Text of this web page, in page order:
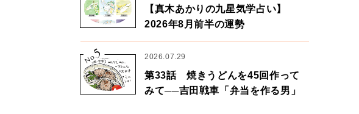
【真木あかりの九星気学占い】
2026年8月前半の運勢
No.
5 2026.07.29
第33話 焼きうどんを45回作って
みて──吉田戦車「弁当を作る男」